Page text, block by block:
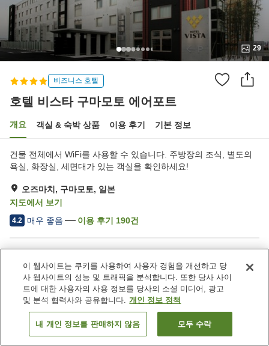
29
비즈니스 호텔
호텔 비스타 구마모토 에어포트
개요 객실 & 숙박 상품 이용 후기 기본 정보
건물 전체에서 WiFi를 사용할 수 있습니다. 주방장의 조식, 별도의
욕실, 화장실, 세면대가 있는 객실을 확인하세요!
오즈마치, 구마모토, 일본
지도에서 보기
4.2 매우 좋음 이용 후기 190건
주차장
스파 / 미용실
레스토랑
자동판매기
객실 보기
이 웹사이트는 쿠키를 사용하여 사용자 경험을 개선하고 당
사 웹사이트의 성능 및 트래픽을 분석합니다. 또한 당사 사이
트에 대한 사용자의 사용 정보를 당사의 소셜 미디어, 광고
및 분석 협력사와 공유합니다. 개인 정보 정책
내 개인 정보를 판매하지 않음 모두 수락